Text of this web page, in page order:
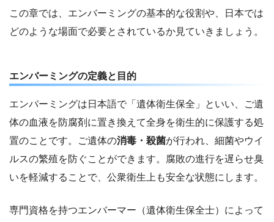
この章では、エンバーミングの基本的な役割や、日本では
どのような場面で必要とされているか見ていきましょう。
エンバーミングの定義と目的
エンバーミングは日本語で「遺体衛生保全」といい、ご遺
体の血液を防腐剤に置き換えて全身を衛生的に保護する処
置のことです。ご遺体の消毒・殺菌が行われ、細菌やウイ
ルスの繁殖を防ぐことができます。腐敗の進行を遅らせ臭
いを軽減することで、公衆衛生上も安全な状態にします。
専門資格を持つエンバーマー（遺体衛生保全士）によって